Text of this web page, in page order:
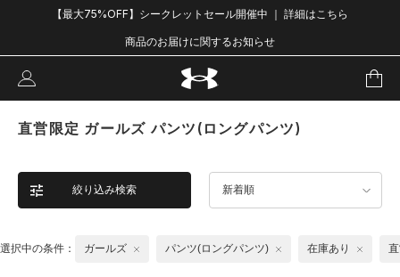
【最大75%OFF】シークレットセール開催中 ｜ 詳細はこちら
商品のお届けに関するお知らせ
直営限定 ガールズ パンツ(ロングパンツ)
絞り込み検索 新着順
選択中の条件： ガールズ パンツ(ロングパンツ) 在庫あり